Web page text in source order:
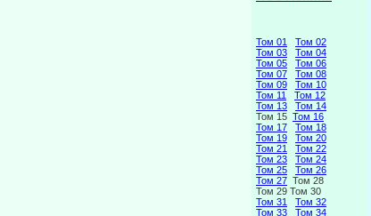
Том 01
Том 02
Том 03
Том 04
Том 05
Том 06
Том 07
Том 08
Том 09
Том 10
Том 11
Том 12
Том 13
Том 14
Том 15 Том 16
Том 17
Том 18
Том 19
Том 20
Том 21
Том 22
Том 23
Том 24
Том 25
Том 26
Том 27 Том 28
Том 29 Том 30
Том 31
Том 32
Том 33
Том 34